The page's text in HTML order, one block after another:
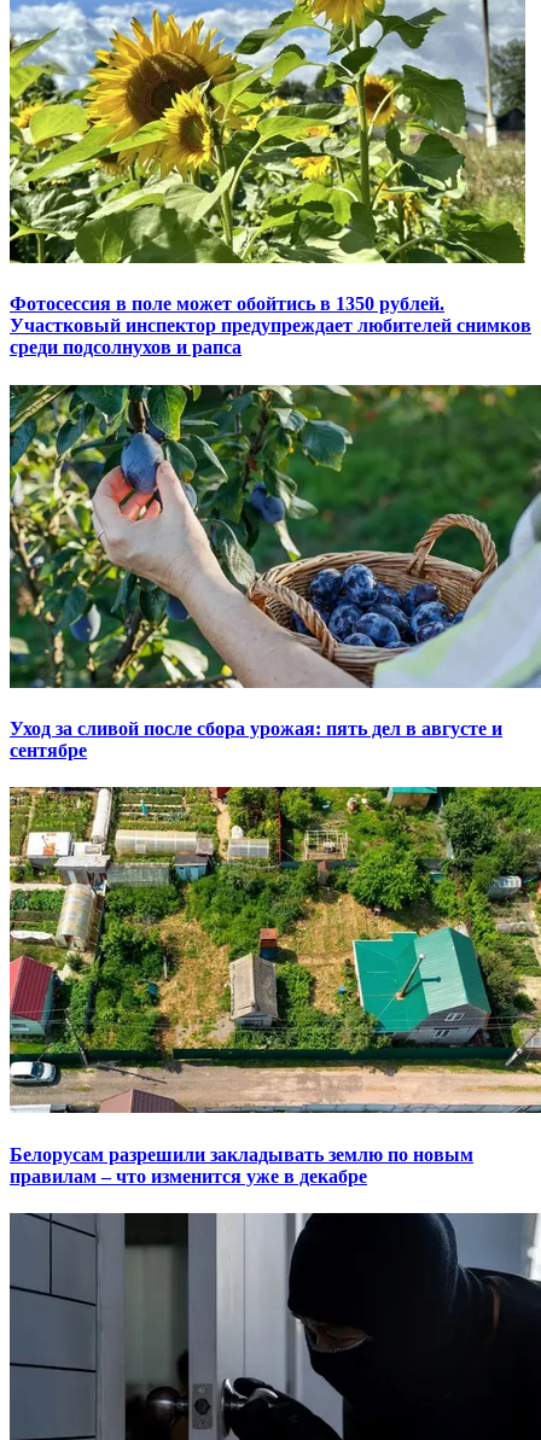
Фотосессия в поле может обойтись в 1350 рублей.
Участковый инспектор предупреждает любителей снимков
среди подсолнухов и рапса
Уход за сливой после сбора урожая: пять дел в августе и
сентябре
Белорусам разрешили закладывать землю по новым
правилам – что изменится уже в декабре